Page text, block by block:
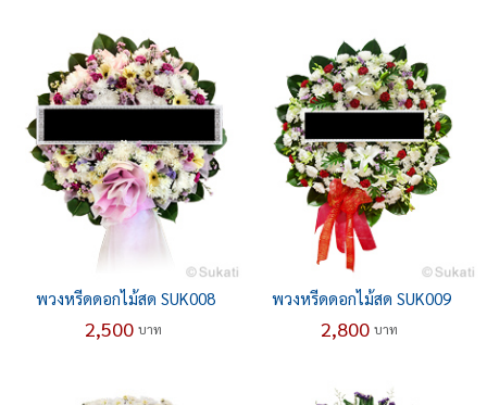
พวงหรีดดอกไม้สด SUK008
2,500 บาท
พวงหรีดดอกไม้สด SUK009
2,800 บาท